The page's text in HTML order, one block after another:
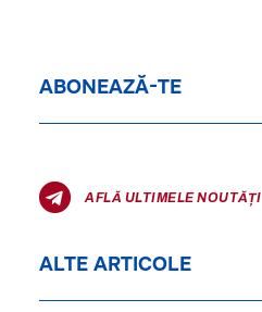
ABONEAZĂ-TE
AFLĂ ULTIMELE NOUTĂȚI
ALTE ARTICOLE